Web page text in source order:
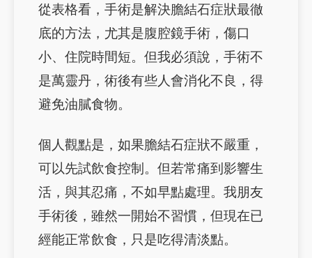
從表格看，手術是解決膽結石症狀最徹
底的方法，尤其是腹腔鏡手術，傷口
小、住院時間短。但我必須說，手術不
是萬靈丹，術後有些人會消化不良，得
避免油膩食物。
個人觀點是，如果膽結石症狀不嚴重，
可以先試飲食控制。但若常痛到影響生
活，與其忍痛，不如早點處理。我朋友
手術後，雖然一開始不習慣，但現在已
經能正常飲食，只是吃得清淡點。